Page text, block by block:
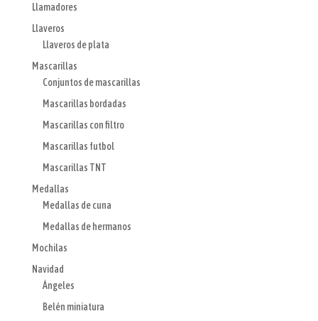
Llamadores
Llaveros
Llaveros de plata
Mascarillas
Conjuntos de mascarillas
Mascarillas bordadas
Mascarillas con filtro
Mascarillas futbol
Mascarillas TNT
Medallas
Medallas de cuna
Medallas de hermanos
Mochilas
Navidad
Ángeles
Belén miniatura